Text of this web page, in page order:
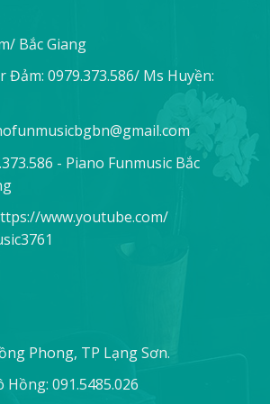
Bắc Giang
Đảm: 0979.373.586/ Ms Huyền:
- Piano Funmusic Bắc
www.youtube.com/
Phong, TP Lạng Sơn.
Hồng: 091.5485.026